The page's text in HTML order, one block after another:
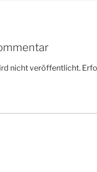
nicht veröffentlicht.